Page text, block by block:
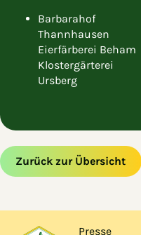
Barbarahof
Thannhausen
Eierfärberei Beham
Klostergärterei
Ursberg
Zurück zur Übersicht
Presse